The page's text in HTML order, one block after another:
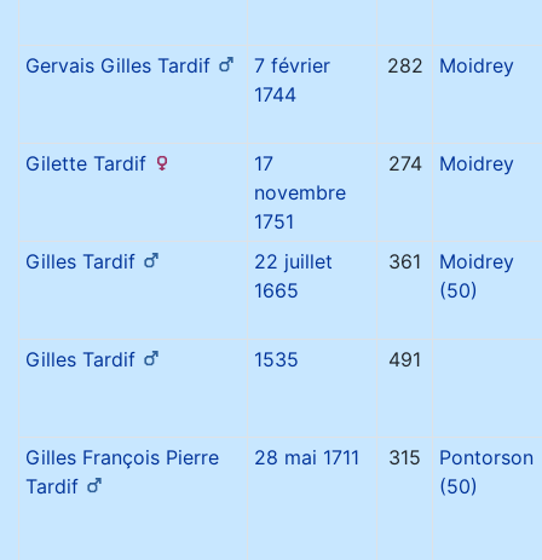
Gervais Gilles Tardif
7 février
1744
282 Moidrey
Gilette Tardif
17
novembre
1751
274 Moidrey
Gilles Tardif
22 juillet
1665
361
Moidrey
(50)
Gilles Tardif 1535 491
Gilles François Pierre
Tardif
28 mai 1711 315
Pontorson
(50)